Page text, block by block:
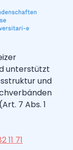
unterstützt
und
7 Abs. 1
11 71